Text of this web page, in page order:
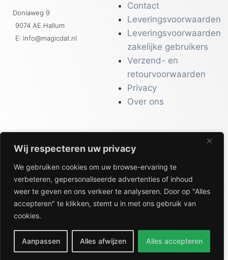
Wij respecteren uw privacy
We gebruiken cookies om uw browse-ervaring te
verbeteren, gepersonaliseerde advertenties of inhoud
weer te geven en ons verkeer te analyseren. Door op "Alles
accepteren" te klikken, stemt u in met ons gebruik van
cookies.
Aanpassen Alles afwijzen Alles accepteren
Doniaweg 9
9074 AE Hallum
E: info@magicdat.nl
Contact
Leveringsvoorwaarden
Leveringsvoorwaarden
zakelijke gebruikers
Verzend- en
retourvoorwaarden
Privacy
Over ons
CATALOGI
Workwear &
Veiligheid
Kantoor & Receptie
Gezondheid & Beauty
Keuken & Horeca